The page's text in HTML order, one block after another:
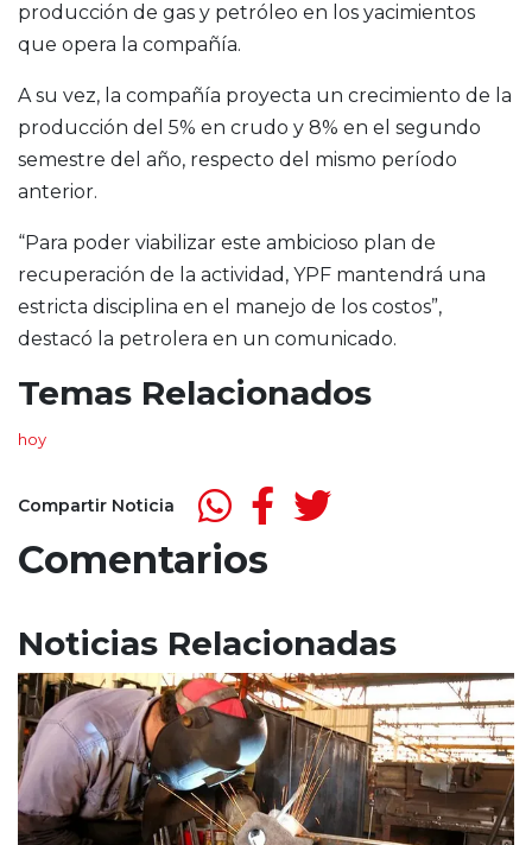
producción de gas y petróleo en los yacimientos
que opera la compañía.
A su vez, la compañía proyecta un crecimiento de la
producción del 5% en crudo y 8% en el segundo
semestre del año, respecto del mismo período
anterior.
“Para poder viabilizar este ambicioso plan de
recuperación de la actividad, YPF mantendrá una
estricta disciplina en el manejo de los costos”,
destacó la petrolera en un comunicado.
Temas Relacionados
hoy
Compartir Noticia
Comentarios
Noticias Relacionadas